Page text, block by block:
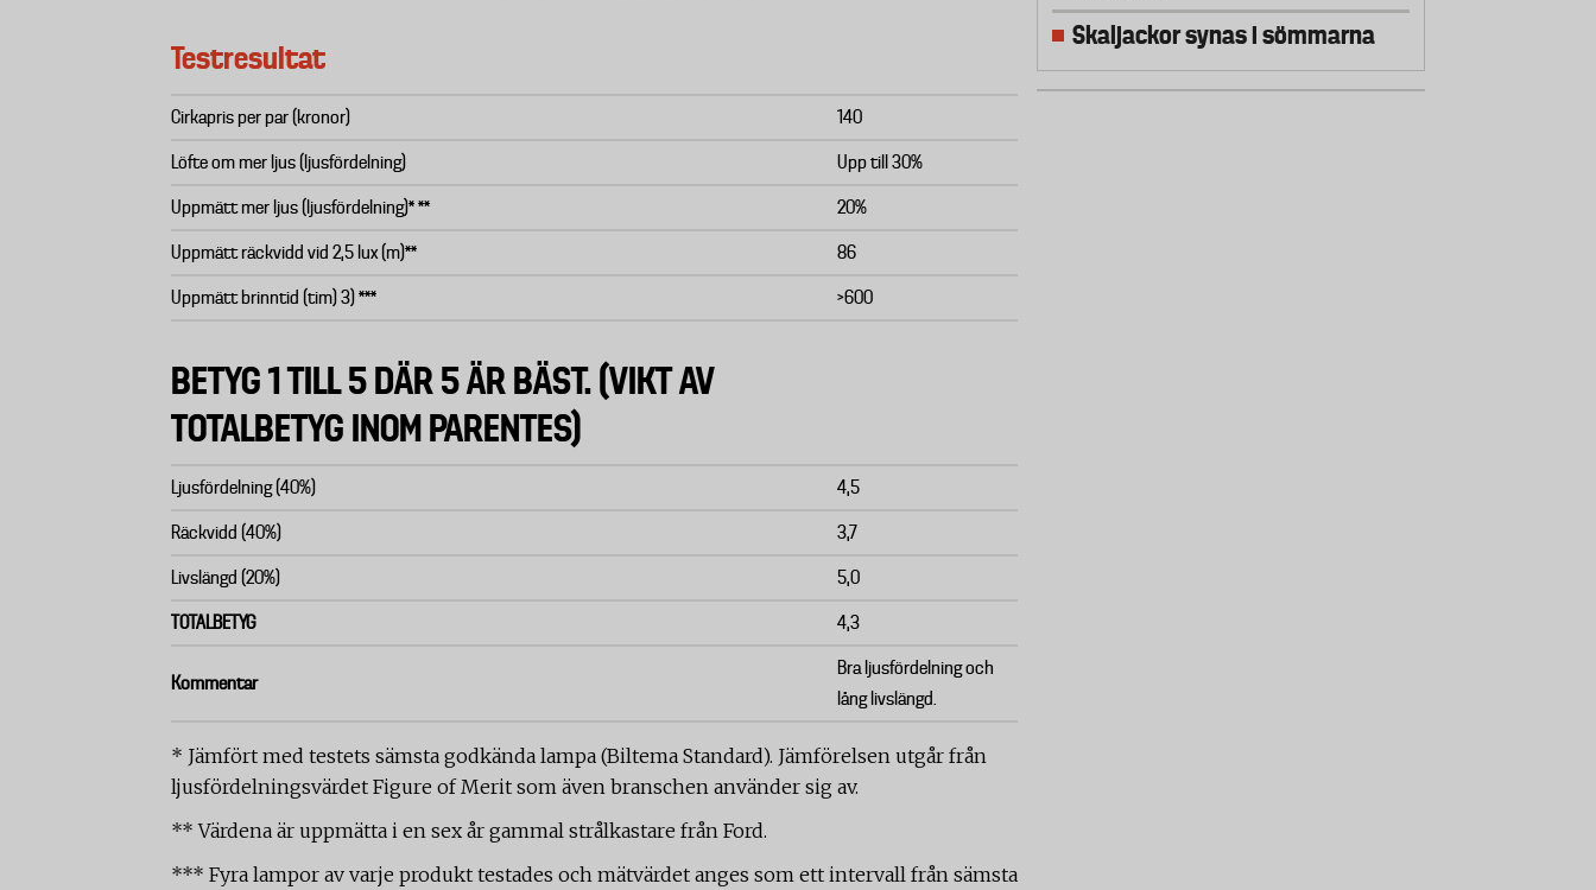
Testresultat
Cirkapris per par (kronor) 140
Löfte om mer ljus (ljusfördelning) Upp till 30%
Uppmätt mer ljus (ljusfördelning)* ** 20%
Uppmätt räckvidd vid 2,5 lux (m)** 86
Uppmätt brinntid (tim) 3) *** >600
BETYG 1 TILL 5 DÄR 5 ÄR BÄST. (VIKT AV
TOTALBETYG INOM PARENTES)
Ljusfördelning (40%) 4,5
Räckvidd (40%) 3,7
Livslängd (20%) 5,0
TOTALBETYG 4,3
Kommentar
Bra ljusfördelning och
lång livslängd.
* Jämfört med testets sämsta godkända lampa (Biltema Standard). Jämförelsen utgår från
ljusfördelningsvärdet Figure of Merit som även branschen använder sig av.
** Värdena är uppmätta i en sex år gammal strålkastare från Ford.
*** Fyra lampor av varje produkt testades och mätvärdet anges som ett intervall från sämsta
Skaljackor synas i sömmarna